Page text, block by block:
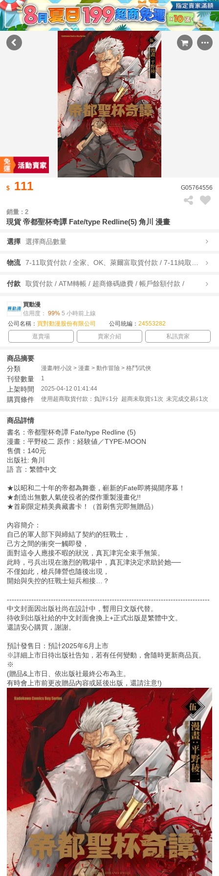
111 G05764556
銷量 : 2
現貨 帝都聖杯奇譚 Fate/type Redline(5) 角川 漫畫
選擇 選擇商品數量
物流
付款 取貨付款 / ATM轉帳 / 超商條碼繳費 / 帳戶餘額付款 /
買動漫
信用度： 99% 5 小時前上線
公司名稱： 買對動漫股份有限公司 公司統編： 24553282
逛賣場
賣家介紹 私訊賣家
商品摘要
分類
漫畫/輕小說 > 漫畫 > 動作冒險 > 格鬥/武俠
刊登數量 1
上架時間 2025-04-12 01:41:44
購買條件 使用超商取貨付款：負評≦1分 超商未取貨≦1次 未完成交易≦1次
商品詳情
書名：帝都聖杯奇譚 Fate/type Redline (5)
漫畫：平野稜二 原作：経験値／TYPE-MOON
售價：140元
出版社: 角川
語 言：繁體中文
★以昭和二十年的帝都為舞臺，嶄新的Fate即將揭開序幕！
★創造出無數人氣使役者的傑作重製漫畫化!!
★首刷限定精美典藏書卡！（首刷售完即無贈品）
內容簡介：
自己的軍人部下與締結了契約的狂戰士，
己方之間的衝突一觸即發，
面對這令人應接不暇的狀況，真瓦津完全束手無策。
此時，弓兵出現在激烈的戰場中，真瓦津決定求助於她──
不僅如此，槍兵陣營也隨後出現，
開始與失控的狂戰士短兵相接…？
-----------------------------------------------------------------------------------
中文封面因出版社尚在設計中，暫用日文版代替。
待收到出版社給的中文封面會換上+正式出版是繁體中文。
還請安心購買，謝謝。
預計發售日：預計2025年6月上市
※詳細上市日待出版社告知，若有任何變動，會隨時更新商品頁。
※
(贈品&上市日、依出版社最終公布為主。
有時會上市前更改贈品內容或延後出版，還請注意!)